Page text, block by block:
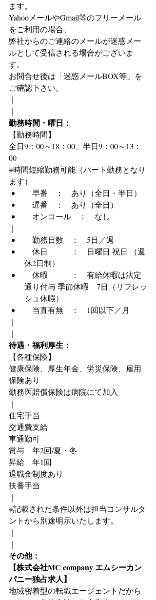
ます。
YahooメールやGmail等のフリーメール
をご利用の場合、
弊社からのご連絡のメールが迷惑メー
ルとして受信される場合がございま
す。
お問合せ後は「迷惑メールBOX等」を
ご確認下さい。
｜
｜
勤務時間・曜日：
【勤務時間】
全日9：00～18：00、半日9：00～13：
00
※時間短縮勤務可能（パート勤務となり
ます）
早番　：　あり（全日・半日）
遅番　：　あり（全日）
オンコール　：　なし
｜
勤務日数　：　5日／週
休日　　　：　日曜日 祝日 （週
休2日制）
休暇　　　：　有給休暇は法定
通り付与 季節休暇　7日（リフレッ
シュ休暇）
当直有無　：　1回以下／月
｜
｜
待遇・福利厚生：
【各種保険】
健康保険、厚生年金、労災保険、雇用
保険あり
勤務医賠償保険は病院にて加入
｜
住宅手当
交通費支給
車通勤可
賞与　年2回/夏・冬
昇給　年1回
退職金制度あり
扶養手当
｜
※記載された条件以外は担当コンサルタ
ントから別途明示いたします。
｜
｜
その他：
【株式会社MC company エムシーカン
パニー独占求人】
地域密着型の転職エージェントだから